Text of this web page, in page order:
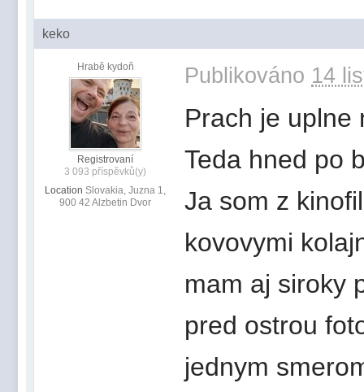
keko
Hrabě kydoň
Registrovaní
3 093 příspěvků(y)
Location Slovakia, Juzna 1,
900 42 Alzbetin Dvor
Publikováno 14
Prach je uplne
Teda hned po
Ja som z
kovovymi
mam aj siroky
pred ostrou
jednym